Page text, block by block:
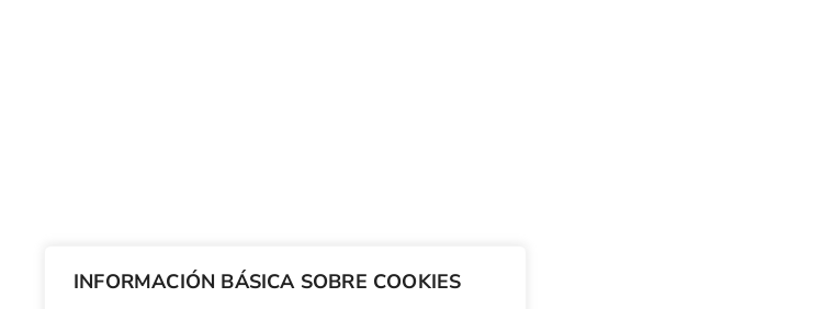
INFORMACIÓN BÁSICA SOBRE COOKIES